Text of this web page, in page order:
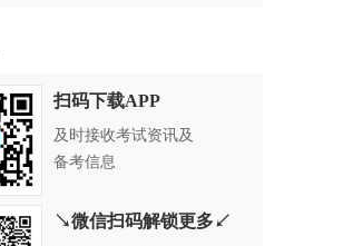
扫码下载APP
及时接收考试资讯及
备考信息
↘微信扫码解锁更多↙